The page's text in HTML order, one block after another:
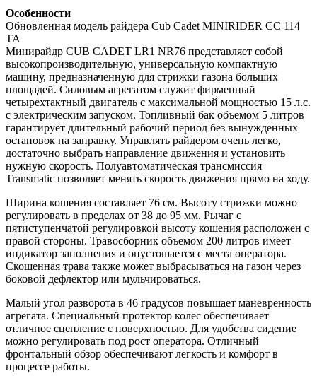
Особенности
Обновленная модель райдера Cub Cadet MINIRIDER CC 114
TA
Минирайдр CUB CADET LR1 NR76 представляет собой
высокопроизводительную, универсальную компактную
машину, предназначенную для стрижки газона больших
площадей. Силовым агрегатом служит фирменный
четырехтактный двигатель с максимальной мощностью 15 л.с.
с электрическим запуском. Топливный бак объемом 5 литров
гарантирует длительный рабочий период без вынужденных
остановок на заправку. Управлять райдером очень легко,
достаточно выбрать направление движения и установить
нужную скорость. Полуавтоматическая трансмиссия
Transmatic позволяет менять скорость движения прямо на ходу.
Ширина кошения составляет 76 см. Высоту стрижки можно
регулировать в пределах от 38 до 95 мм. Рычаг с
пятиступенчатой регулировкой высоту кошения расположен с
правой стороны. Травосборник объемом 200 литров имеет
индикатор заполнения и опустошается с места оператора.
Скошенная трава также может выбрасываться на газон через
боковой дефлектор или мульчироваться.
Малый угол разворота в 46 градусов повышает маневренность
агрегата. Специальный протектор колес обеспечивает
отличное сцепление с поверхностью. Для удобства сидение
можно регулировать под рост оператора. Отличный
фронтальный обзор обеспечивают легкость и комфорт в
процессе работы.